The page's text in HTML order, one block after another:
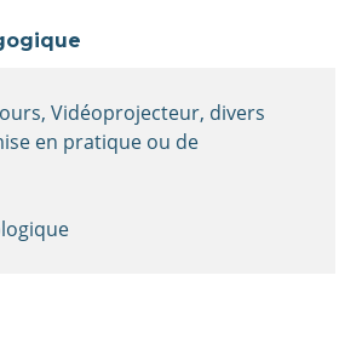
Vidéoprojecteur, divers
en pratique ou de